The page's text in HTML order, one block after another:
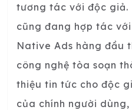
tương tác với độc giả.
cũng đang hợp tác
Native Ads hàng đầu
công nghệ tòa soạn
thiệu tin tức cho độc
của chính người